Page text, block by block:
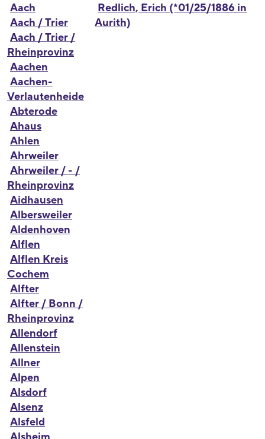
Aach
Aach / Trier
Aach / Trier /
Rheinprovinz
Aachen
Aachen-
Verlautenheide
Abterode
Ahaus
Ahlen
Ahrweiler
Ahrweiler / - /
Rheinprovinz
Aidhausen
Albersweiler
Aldenhoven
Alflen
Alflen Kreis
Cochem
Alfter
Alfter / Bonn /
Rheinprovinz
Allendorf
Allenstein
Allner
Alpen
Alsdorf
Alsenz
Alsfeld
Redlich, Erich (*01/25/1886 in
Aurith)